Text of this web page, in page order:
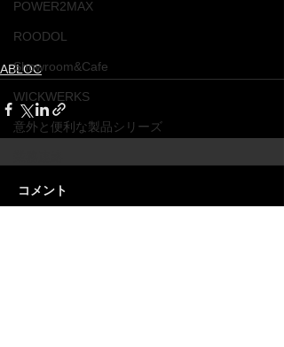
POWER2MAX
ROODOL
Showroom&Cafe
WICKWERKS
意外と便利な製品シリーズ
ABLOC
コメント